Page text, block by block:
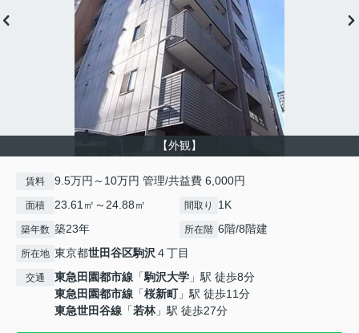
【外観】
賃料 9.5万円～10万円 管理/共益費 6,000円
面積 23.61㎡～24.88㎡ 間取り 1K
築年数 築23年 所在階 6階/8階建
所在地 東京都世田谷区駒沢４丁目
交通 東急田園都市線 「駒沢大学 」駅 徒歩8分
東急田園都市線 「桜新町」駅 徒歩11分
東急世田谷線 「若林」駅 徒歩27分